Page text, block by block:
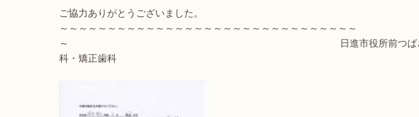
ご協力ありがとうございました。
～～～～～～～～～～～～～～～～～～～～～～～～～～～～～～～
～ 日進市役所前つばさ
科・矯正歯科